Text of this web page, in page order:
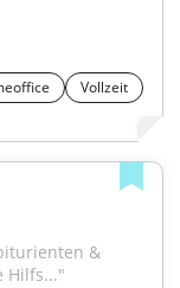
Vollzeit
Hilfs..."